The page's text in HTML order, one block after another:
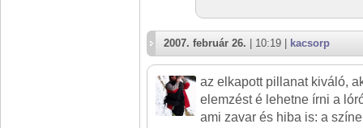
2007. február 26. | 10:19 | kacsorp
az elkapott pillanat kiváló,
elemzést é lehetne írni a
ami zavar és hiba is: a